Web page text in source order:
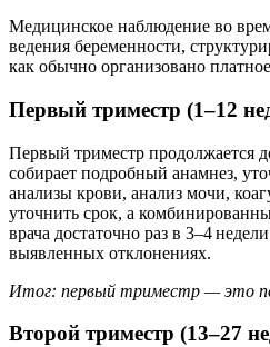
Медицинское наблюдение во
ведения беременности,
как обычно организовано
Первый триместр (1–12
Первый триместр продолжается
собирает подробный анамнез,
анализы крови, анализ мочи,
уточнить срок, а
врача достаточно раз в 3–4
выявленных отклонениях.
Итог: первый триместр — это
Второй триместр (13–27